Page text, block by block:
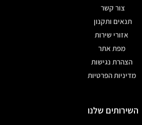
צור קשר
תנאים ותקנון
אזורי שירות
מפת אתר
הצהרת נגישות
מדיניות הפרטיות
השירותים שלנו